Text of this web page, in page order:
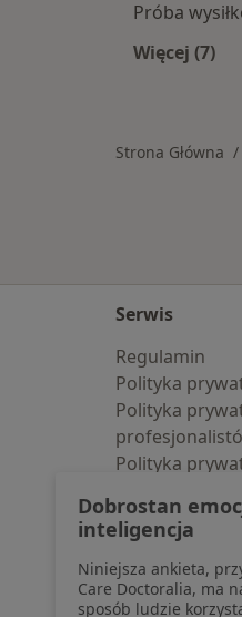
Próba
Więcej (7)
Strona Główna
Serwis
Regulamin
Polityka
Polityka
Polityka
pozyskaliśmy
Polityka cookies
Jak działają
Dostępność
Dobrostan
inteligencja
Niniejsza ankieta,
Care Doctoralia, ma
sposób ludzie